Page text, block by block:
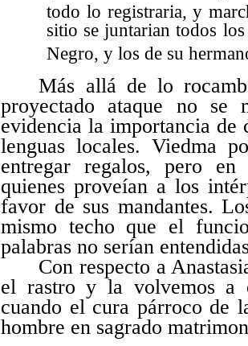
todo lo registraria, y
sitio se juntarian todos
Negro, y los de su
Más allá de lo
proyectado ataque no se
evidencia la importancia de
lenguas locales. Viedma
entregar regalos, pero
quienes proveían a los
favor de sus mandantes.
mismo techo que el
palabras no serían
Con respecto a
el rastro y la volvemos a
cuando el cura párroco de
hombre en sagrado